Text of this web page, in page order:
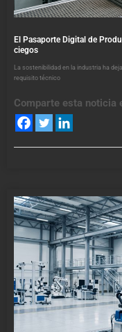
El Pasaporte Digital de
ciegos
La sostenibilidad en la industria ha
requisito técnico
Comparte esta noticia